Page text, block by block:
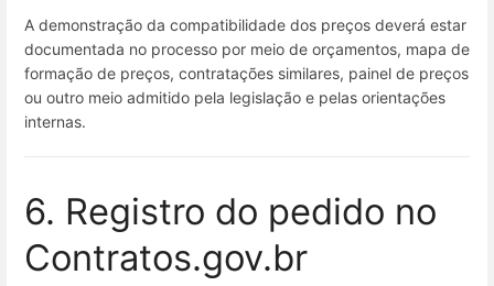
A demonstração da compatibilidade dos preços deverá estar
documentada no processo por meio de orçamentos, mapa de
formação de preços, contratações similares, painel de preços
ou outro meio admitido pela legislação e pelas orientações
internas.
6. Registro do pedido no
Contratos.gov.br